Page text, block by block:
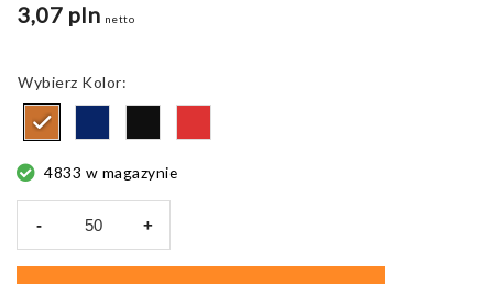
3,07 pln netto
Kolor
4833 w magazynie
- +